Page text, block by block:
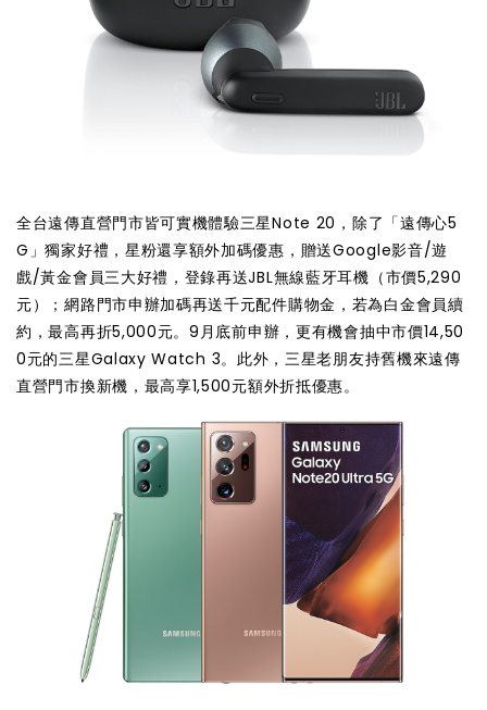
全台遠傳直營門市皆可實機體驗三星Note 20，除了「遠傳心5
G」獨家好禮，星粉還享額外加碼優惠，贈送Google影音/遊
戲/黃金會員三大好禮，登錄再送JBL無線藍牙耳機（市價5,290
元）；網路門市申辦加碼再送千元配件購物金，若為白金會員續
約，最高再折5,000元。9月底前申辦，更有機會抽中市價14,50
0元的三星Galaxy Watch 3。此外，三星老朋友持舊機來遠傳
直營門市換新機，最高享1,500元額外折抵優惠。